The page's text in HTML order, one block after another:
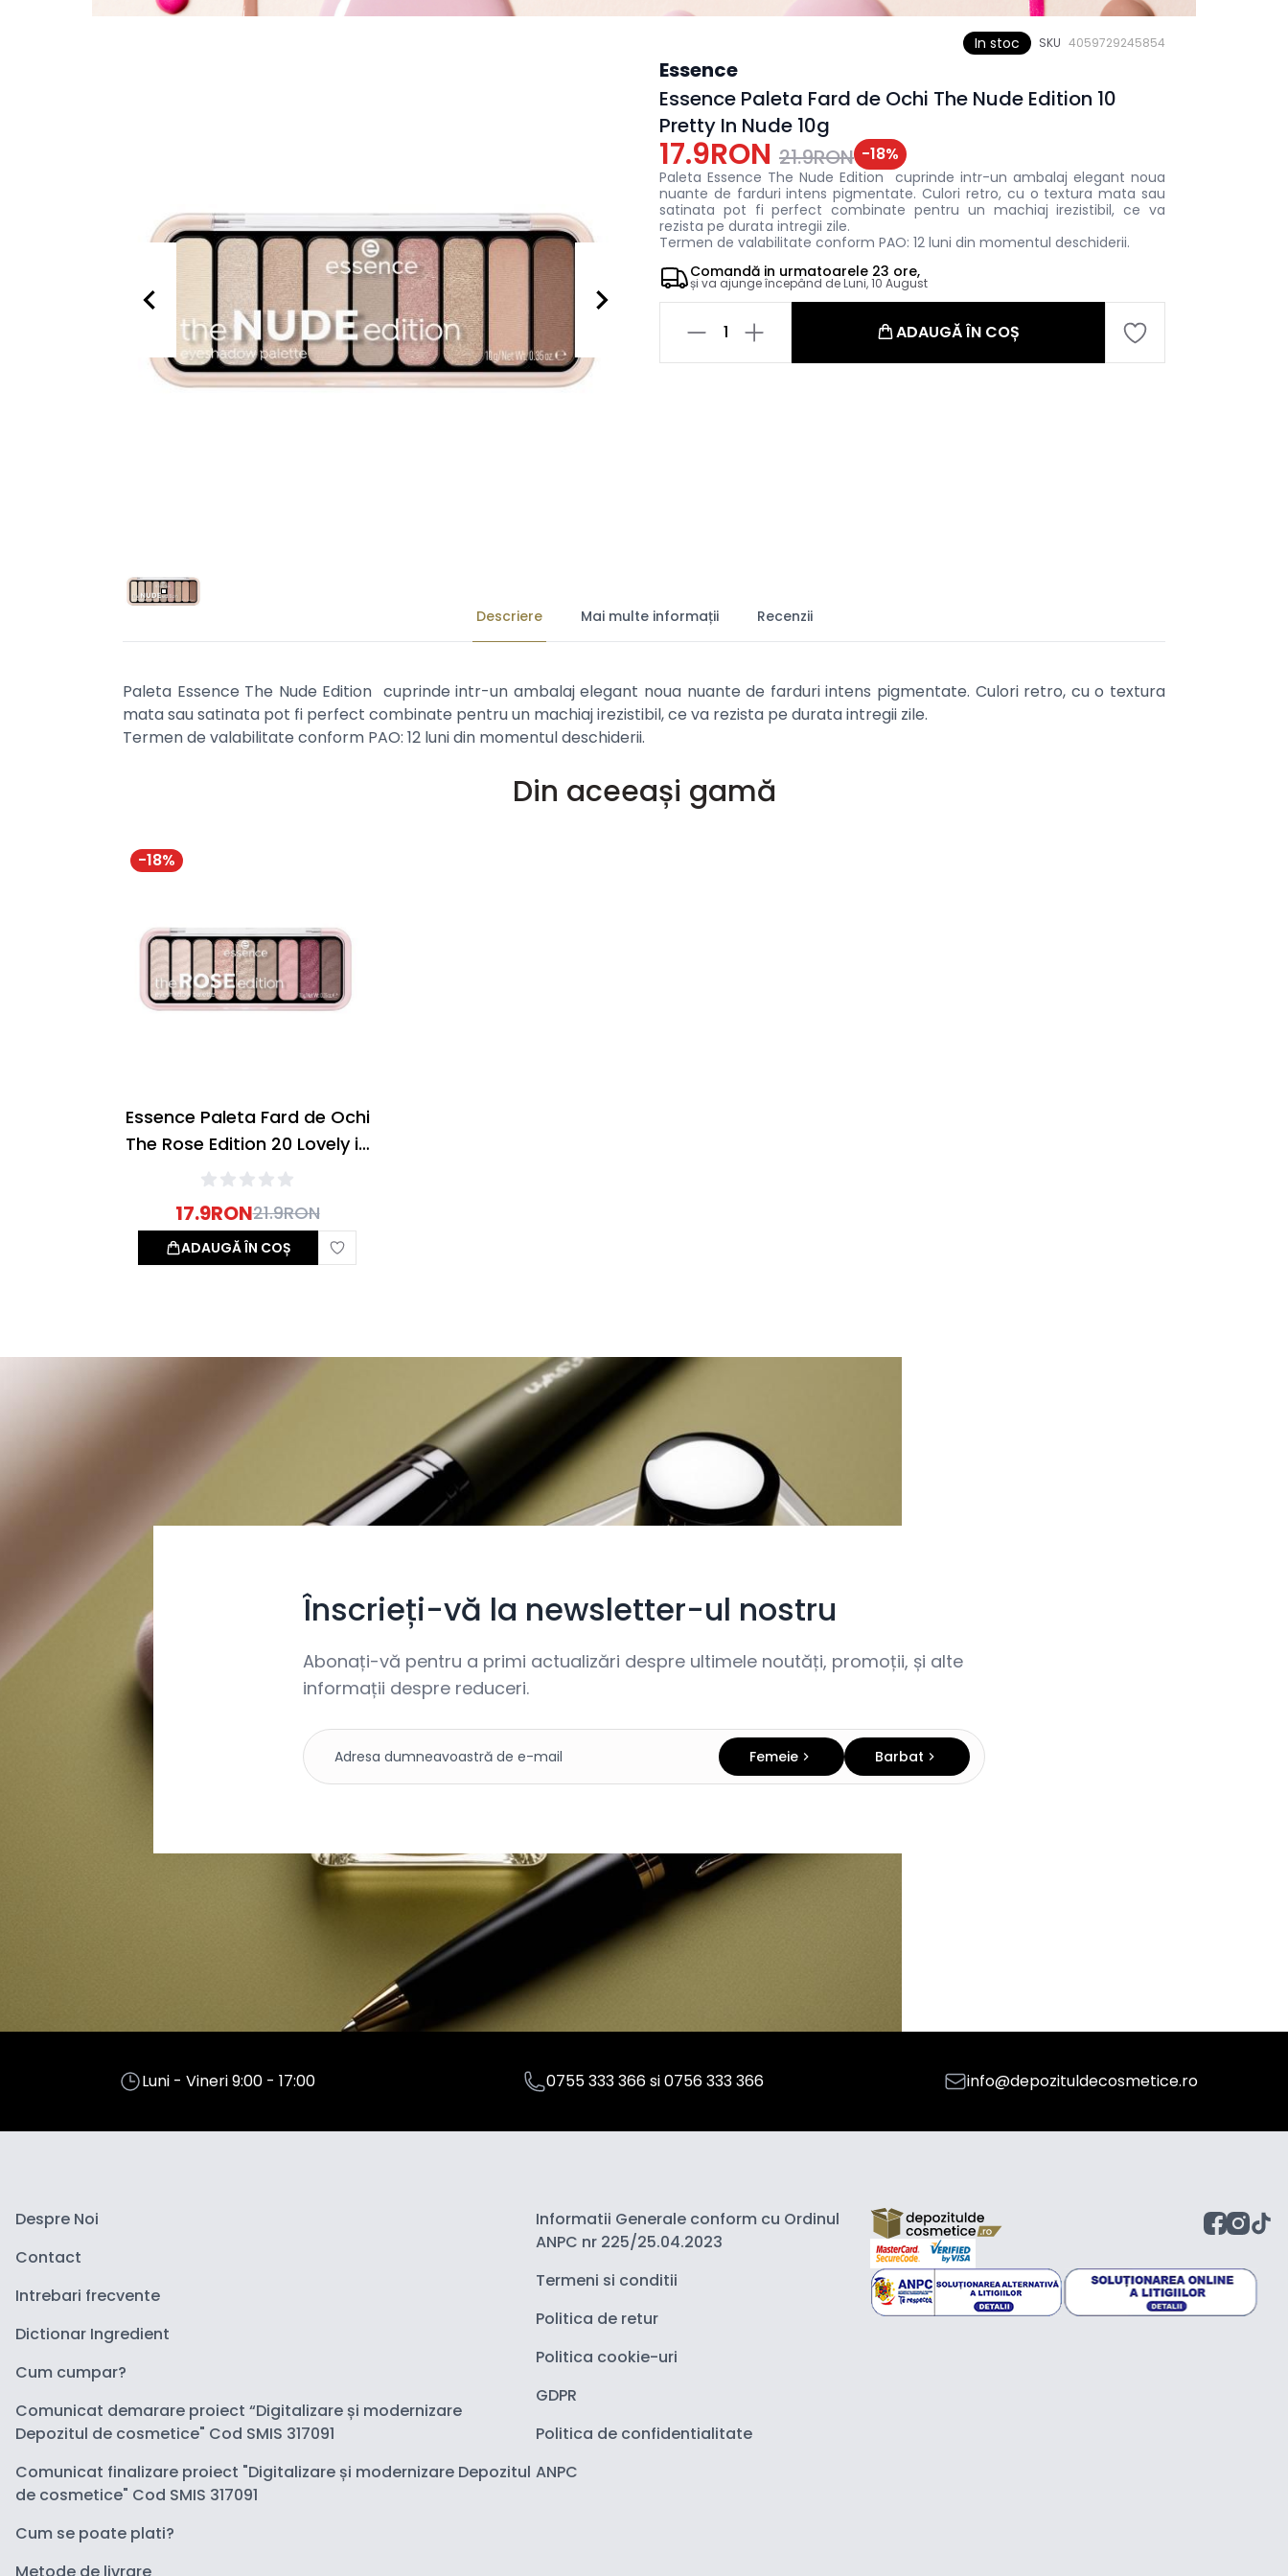
In stoc SKU 4059729245854
Essence
Essence Paleta Fard de Ochi The Nude Edition 10
Pretty In Nude 10g
17.9RON 21.9RON -18%
Paleta Essence The Nude Edition cuprinde intr-un ambalaj elegant noua
nuante de farduri intens pigmentate. Culori retro, cu o textura mata sau
satinata pot fi perfect combinate pentru un machiaj irezistibil, ce va
rezista pe durata intregii zile.
Termen de valabilitate conform PAO: 12 luni din momentul deschiderii.
Comandă in urmatoarele 23 ore,
și va ajunge începând deLuni, 10 August
1 ADAUGĂ ÎN COȘ
Descriere Mai multe informații Recenzii
Paleta Essence The Nude Edition cuprinde intr-un ambalaj elegant noua nuante de farduri intens pigmentate. Culori retro, cu o textura
mata sau satinata pot fi perfect combinate pentru un machiaj irezistibil, ce va rezista pe durata intregii zile.
Termen de valabilitate conform PAO: 12 luni din momentul deschiderii.
Din aceeași gamă
-18%
Essence Paleta Fard de Ochi
The Rose Edition 20 Lovely in
Rose 10g
17.9RON21.9RON
ADAUGĂ ÎN COȘ
Înscrieți-vă la newsletter-ul nostru
Abonați-vă pentru a primi actualizări despre ultimele noutăți, promoții, și alte
informații despre reduceri.
Femeie Barbat
Luni - Vineri 9:00 - 17:00 0755 333 366si0756 333 366 info@depozituldecosmetice.ro
Despre Noi
Contact
Intrebari frecvente
Dictionar Ingredient
Cum cumpar?
Comunicat demarare proiect “Digitalizare și modernizare
Depozitul de cosmetice" Cod SMIS 317091
Comunicat finalizare proiect "Digitalizare și modernizare Depozitul
de cosmetice" Cod SMIS 317091
Cum se poate plati?
Informatii Generale conform cu Ordinul
ANPC nr 225/25.04.2023
Termeni si conditii
Politica de retur
Politica cookie-uri
GDPR
Politica de confidentialitate
ANPC